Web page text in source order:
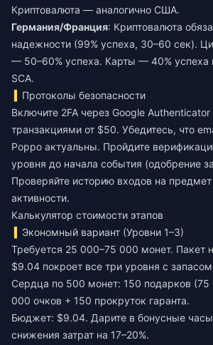
Криптовалюта — аналогично США.
Германия/Франция: Криптовалюта
надежности (99% успеха, 30–60 сек).
— 50–60% успеха. Карты — 40% успеха
SCA.
Протоколы безопасности
Включите 2FA через Google
транзакциями от $50. Убедитесь, что
Poppo актуальны. Пройдите
уровня до начала события (одобрение
Проверяйте историю входов на предмет
активности.
Калькулятор стоимости этапов
Экономный вариант (Уровни 1–3)
Требуется 25 000–75 000 монет. Пакет
$9.04 покроет все три уровня с
Сердца по 500 монет: 150 подарков (75
000 очков + 150 прокруток гаранта.
Бюджет: $9.04. Дарите в бонусные
снижения затрат на 17–20%.